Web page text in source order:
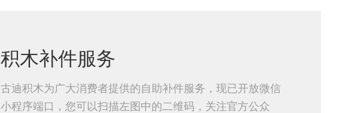
积木补件服务
古迪积木为广大消费者提供的自助补件服务，现已开放微信
小程序端口，您可以扫描左图中的二维码，关注官方公众